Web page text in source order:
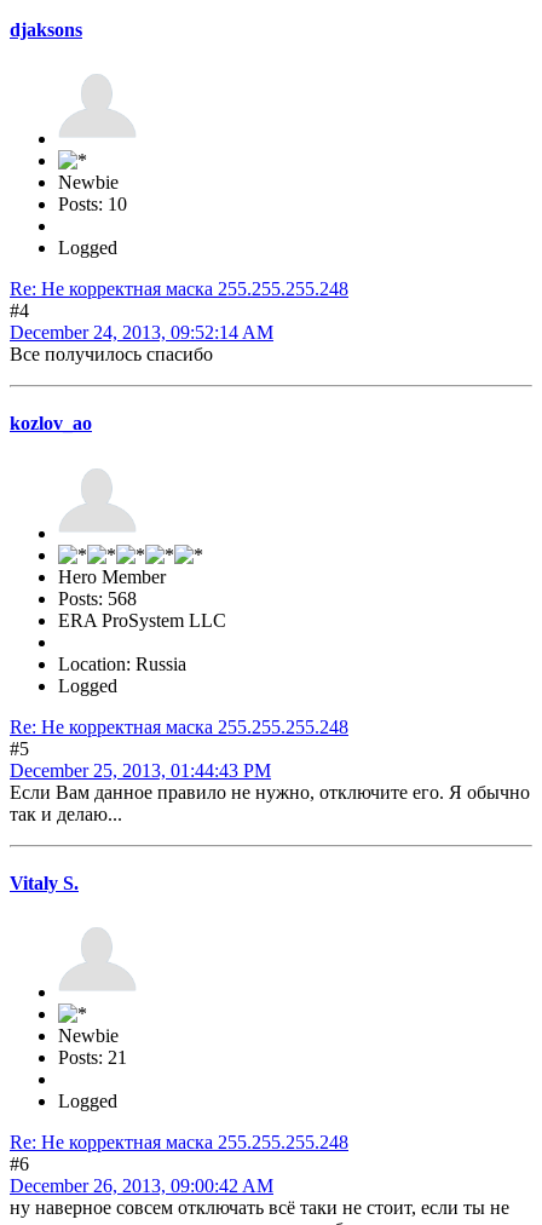
djaksons
Newbie
Posts: 10
Logged
Re: Не корректная маска 255.255.255.248
#4
December 24, 2013, 09:52:14 AM
Все получилось спасибо
kozlov_ao
Hero Member
Posts: 568
ERA ProSystem LLC
Location: Russia
Logged
Re: Не корректная маска 255.255.255.248
#5
December 25, 2013, 01:44:43 PM
Если Вам данное правило не нужно, отключите его. Я обычно
так и делаю...
Vitaly S.
Newbie
Posts: 21
Logged
Re: Не корректная маска 255.255.255.248
#6
December 26, 2013, 09:00:42 AM
ну наверное совсем отключать всё таки не стоит, если ты не